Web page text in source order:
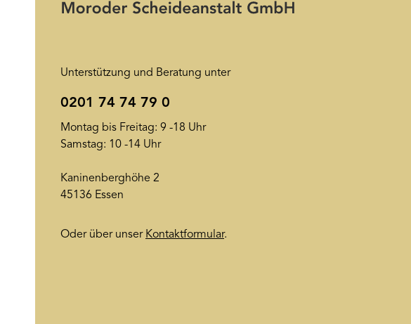
Unterstützung und Beratung unter
0201 74 74 79 0
Montag bis Freitag: 9 -18 Uhr
Samstag: 10 -14 Uhr
Kaninenberghöhe 2
45136 Essen
Oder über unser Kontaktformular.